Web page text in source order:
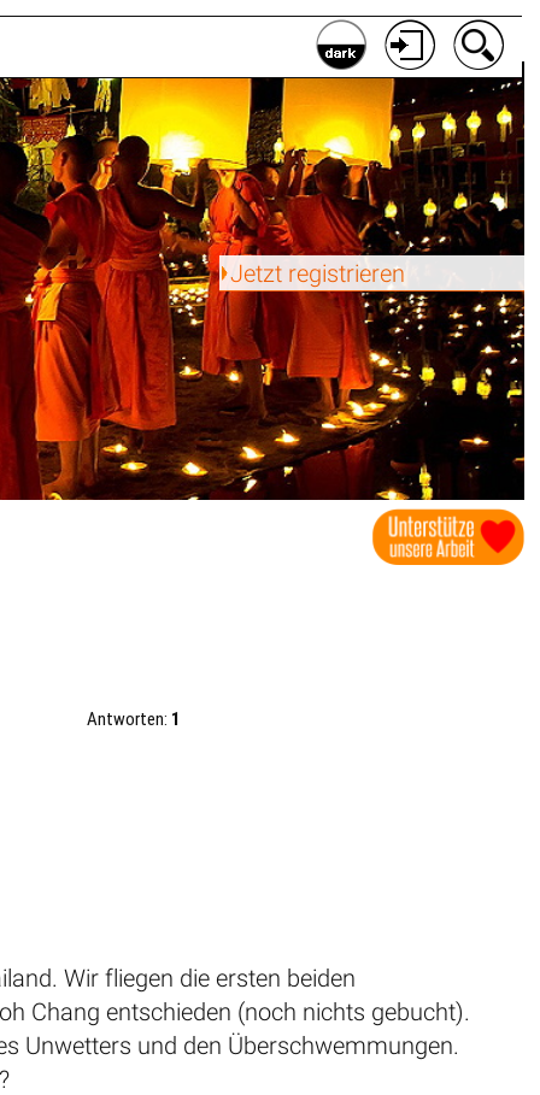
Jetzt registrieren
Antworten: 1
Wir fliegen die ersten beiden
Chang entschieden (noch nichts gebucht).
Unwetters und den Überschwemmungen.